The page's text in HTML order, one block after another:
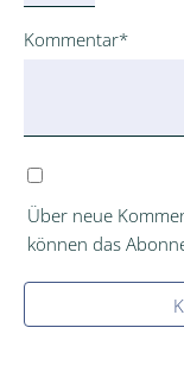
Pflichtfeld
Kommentar*
Über neue
können das